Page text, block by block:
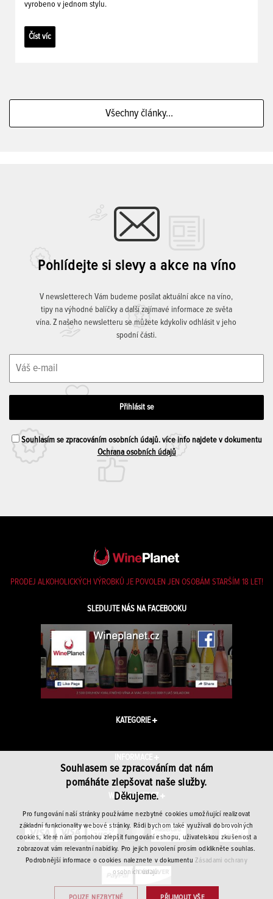
vyrobeno v jednom stylu.
Číst víc
Všechny články...
Pohlídejte si slevy a akce na víno
V newsletterech Vám budeme posílat aktuální akce na víno,
tipy na výhodné balíčky a další zajímavé informace ze světa
vína. Z našeho newsletteru se můžete kdykoliv odhlásit v jeho
spodní části.
Souhlasím se zpracováním osobních údajů. více info najdete v dokumentu
Ochrana osobních údajů
PRODEJ ALKOHOLICKÝCH VÝROBKŮ JE POVOLEN JEN OSOBÁM STARŠÍM 18 LET!
SLEDUJTE NÁS NA FACEBOOKU
KATEGORIE
INFORMACE
WINEPLANET.CZ
Souhlasem se zpracováním dat nám
pomáháte zlepšovat naše služby.
Děkujeme.
Pro fungování naší stránky používáme nezbytné cookies umožňující realizovat
základní funkcionality webové stránky. Rádi bychom také využívali dobrovolných
cookies, které nám pomohou zlepšit fungování eshopu, uživatelskou zkušenost a
zobrazovat vám relevantní nabídky. Pro jejich povolení prosím odklikněte souhlas.
Podrobnější informace o cookies naleznete v dokumentuZásadami ochrany
osobních údajů.